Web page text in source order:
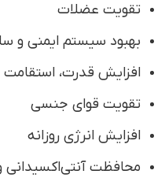
تقویت عضلات
بهبود سیستم ایمنی و
افزایش قدرت، استقامت
تقویت قوای جنسی
افزایش انرژی روزانه
محافظت